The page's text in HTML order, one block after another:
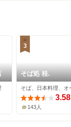
3
そば処 桂.
3.58
143人